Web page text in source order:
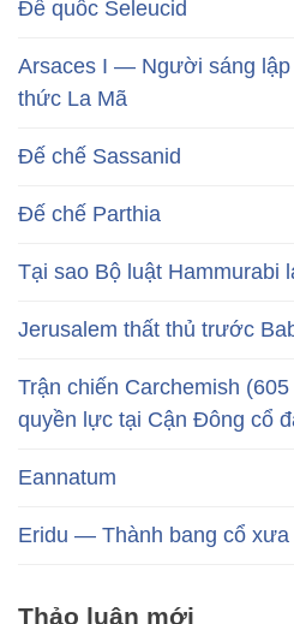
Đế quốc Seleucid
Arsaces I — Người sáng lập
thức La Mã
Đế chế Sassanid
Đế chế Parthia
Tại sao Bộ luật Hammurabi
Jerusalem thất thủ trước
Trận chiến Carchemish
quyền lực tại Cận Đông cổ
Eannatum
Eridu — Thành bang cổ
Thảo luận mới